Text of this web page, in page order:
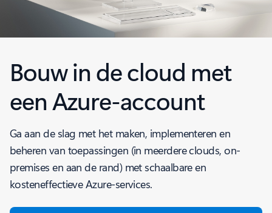
Bouw in de cloud met
een Azure-account
Ga aan de slag met het maken, implementeren en
beheren van toepassingen (in meerdere clouds, on-
premises en aan de rand) met schaalbare en
kosteneffectieve Azure-services.